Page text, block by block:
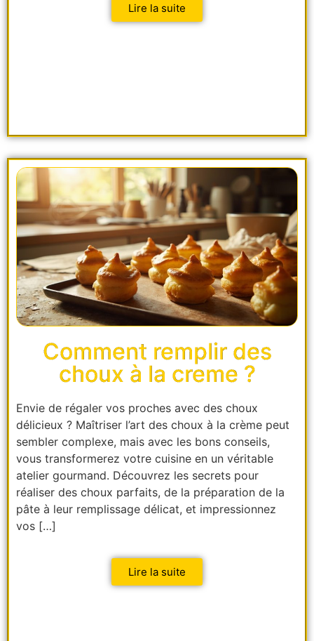
Lire la suite
Comment remplir des
choux à la creme ?
Envie de régaler vos proches avec des choux
délicieux ? Maîtriser l’art des choux à la crème peut
sembler complexe, mais avec les bons conseils,
vous transformerez votre cuisine en un véritable
atelier gourmand. Découvrez les secrets pour
réaliser des choux parfaits, de la préparation de la
pâte à leur remplissage délicat, et impressionnez
vos […]
Lire la suite